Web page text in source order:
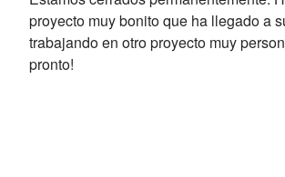
proyecto muy bonito que ha llegado a
trabajando en otro proyecto muy
pronto!